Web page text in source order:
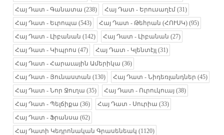
Հայ Դատ - Գանատա (238) Հայ Դատ - Երուսաղէմ (31)
Հայ Դատ - Եւրոպա (543) Հայ Դատ - Թեհրան (ՀՈՒՍԿ) (95)
Հայ Դատ - Լիբանան (142) Հայ Դատ - Լիբանան (27)
Հայ Դատ - Կիպրոս (47) Հայ Դատ - Կլենտէյլ (31)
Հայ Դատ - Հարաւային Ամերիկա (36)
Հայ Դատ - Յունաստան (130) Հայ Դատ - Նիդեռլանդներ (45)
Հայ Դատ - Նոր Ջուղա (35) Հայ Դատ - Ուրուկուայ (38)
Հայ Դատ - Պելճիքա (36) Հայ Դատ - Սուրիա (33)
Հայ Դատ - Ֆրանսա (62)
Հայ Դատի Կեդրոնական Գրասենեակ (1120)